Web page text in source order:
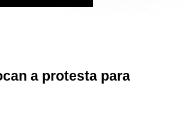
a protesta para